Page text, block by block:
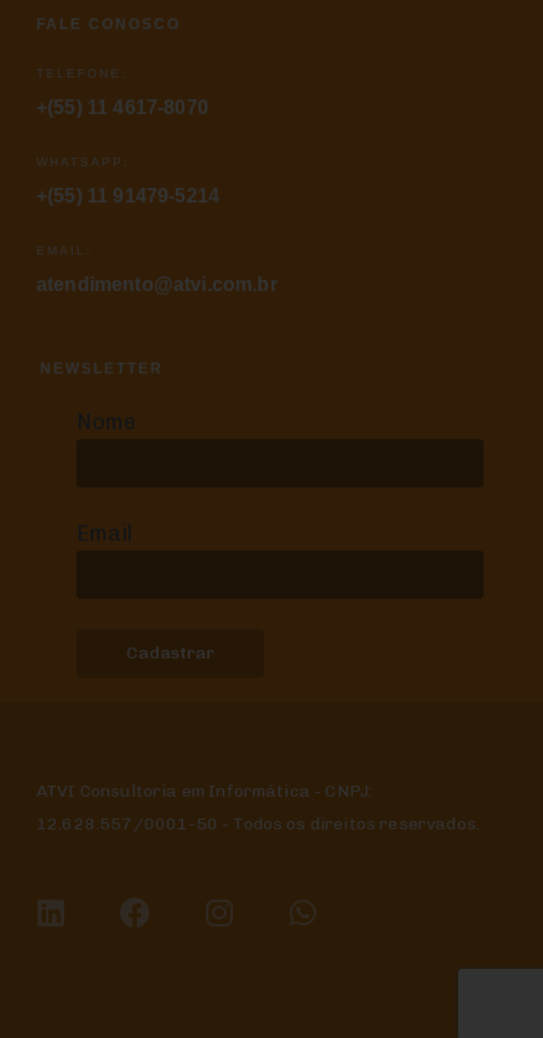
FALE CONOSCO
TELEFONE:
+(55) 11 4617-8070
WHATSAPP:
+(55) 11 91479-5214
EMAIL:
atendimento@atvi.com.br
NEWSLETTER
Nome
Email
ATVI Consultoria em Informática - CNPJ:
12.628.557/0001-50 - Todos os direitos reservados.